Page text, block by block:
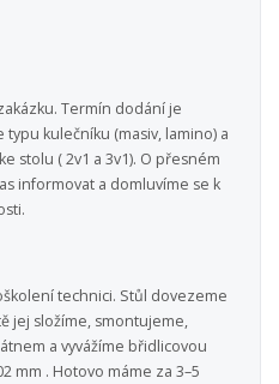
Termín dodání je
kulečníku (masiv, lamino) a
stolu ( 2v1 a 3v1). O přesném
informovat a domluvíme se k
technici. Stůl dovezeme
jej složíme, smontujeme,
a vyvážíme břidlicovou
mm . Hotovo máme za 3–5